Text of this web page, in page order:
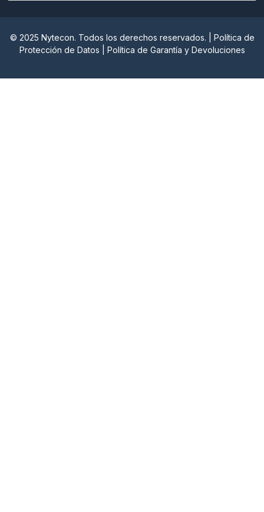
© 2025 Nytecon. Todos los derechos reservados. | Política de
Protección de Datos
Política de Garantía y Devoluciones